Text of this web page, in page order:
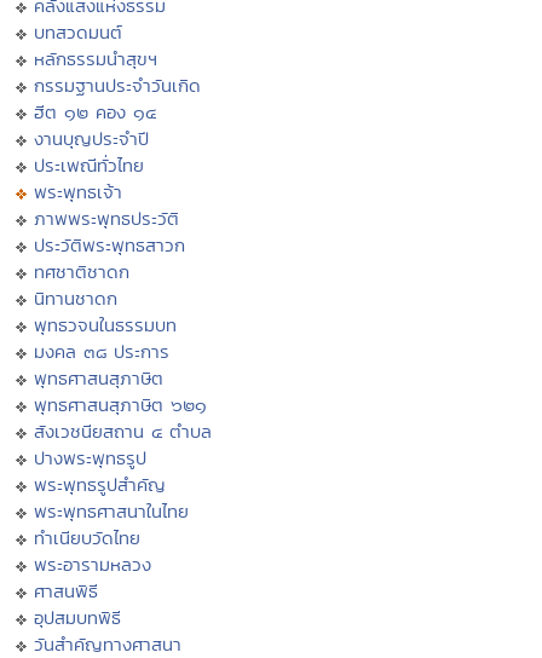
คลังแสงแห่งธรรม
บทสวดมนต์
หลักธรรมนำสุขฯ
กรรมฐานประจำวันเกิด
ฮีต ๑๒ คอง ๑๔
งานบุญประจำปี
ประเพณีทั่วไทย
พระพุทธเจ้า
ภาพพระพุทธประวัติ
ประวัติพระพุทธสาวก
ทศชาติชาดก
นิทานชาดก
พุทธวจนในธรรมบท
มงคล ๓๘ ประการ
พุทธศาสนสุภาษิต
พุทธศาสนสุภาษิต ๖๒๑
สังเวชนียสถาน ๔ ตำบล
ปางพระพุทธรูป
พระพุทธรูปสำคัญ
พระพุทธศาสนาในไทย
ทำเนียบวัดไทย
พระอารามหลวง
ศาสนพิธี
อุปสมบทพิธี
วันสำคัญทางศาสนา